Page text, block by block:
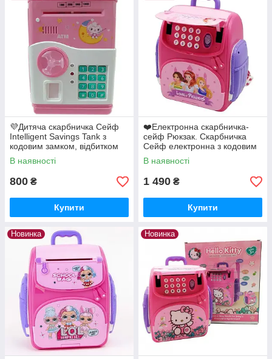
💜Дитяча скарбничка Сейф
Intelligent Savings Tank з
кодовим замком, відбитком
пальця, музична Рожевий
В наявності
800 ₴
Купити
❤️Електронна скарбничка-
сейф Рюкзак. Скарбничка
Сейф електронна з кодовим
замком та відбитком пальця
В наявності
1 490 ₴
Купити
Новинка Новинка